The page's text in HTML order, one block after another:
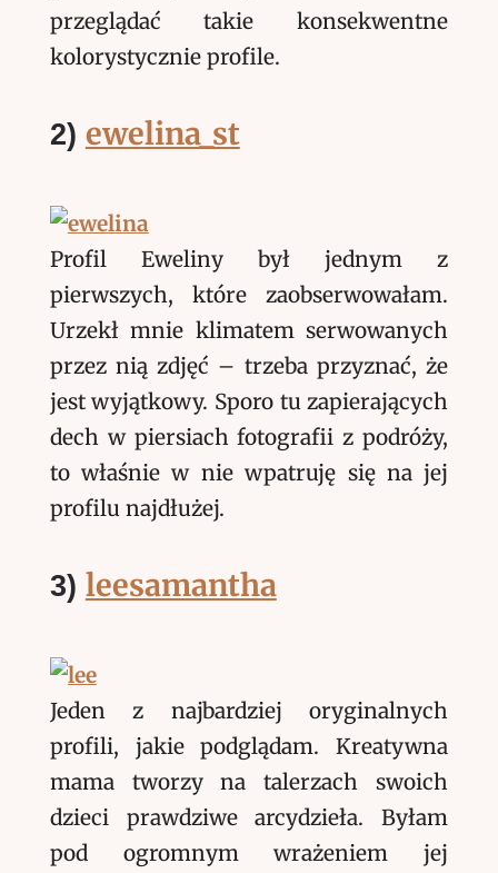
przeglądać takie konsekwentne
kolorystycznie profile.
2) ewelina_st
Profil Eweliny był jednym z
pierwszych, które zaobserwowałam.
Urzekł mnie klimatem serwowanych
przez nią zdjęć – trzeba przyznać, że
jest wyjątkowy. Sporo tu zapierających
dech w piersiach fotografii z podróży,
to właśnie w nie wpatruję się na jej
profilu najdłużej.
3) leesamantha
Jeden z najbardziej oryginalnych
profili, jakie podglądam. Kreatywna
mama tworzy na talerzach swoich
dzieci prawdziwe arcydzieła. Byłam
pod ogromnym wrażeniem jej